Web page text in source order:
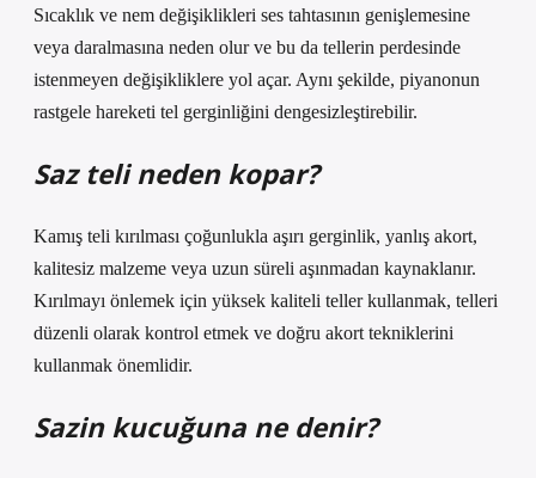
Sıcaklık ve nem değişiklikleri ses tahtasının genişlemesine
veya daralmasına neden olur ve bu da tellerin perdesinde
istenmeyen değişikliklere yol açar. Aynı şekilde, piyanonun
rastgele hareketi tel gerginliğini dengesizleştirebilir.
Saz teli neden kopar?
Kamış teli kırılması çoğunlukla aşırı gerginlik, yanlış akort,
kalitesiz malzeme veya uzun süreli aşınmadan kaynaklanır.
Kırılmayı önlemek için yüksek kaliteli teller kullanmak, telleri
düzenli olarak kontrol etmek ve doğru akort tekniklerini
kullanmak önemlidir.
Sazin kucuğuna ne denir?